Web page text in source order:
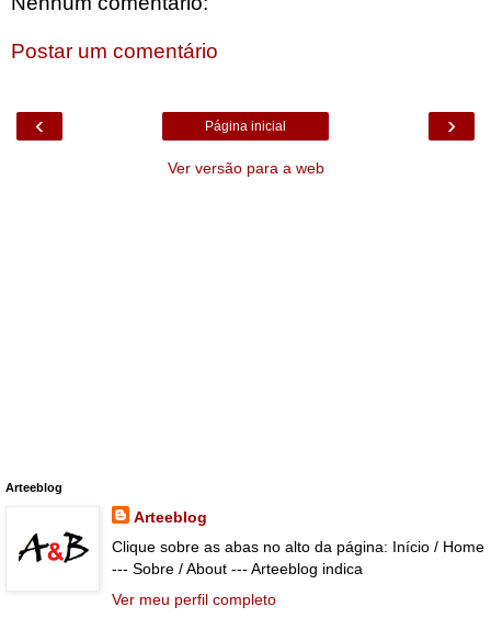
Postar um comentário
‹ ›
Página inicial
Ver versão para a web
Arteeblog
Arteeblog
Clique sobre as abas no alto da página: Início / Home
--- Sobre / About --- Arteeblog indica
Ver meu perfil completo